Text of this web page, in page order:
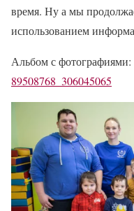
время. Ну а мы
использованием
Альбом с фотографиями:
89508768_306045065